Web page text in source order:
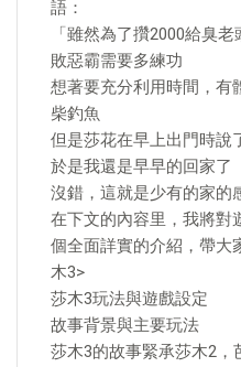
語：
「雖然為了攢2000給臭
敗惡霸需要多練功
想著要充分利用時間，有
柴釣魚
但是莎花在早上出門時說
於是我還是早早的回家了
沒錯，這就是少有的家的
在下文的內容里，我將對
個全面詳實的介紹，帶大
木3>
莎木3玩法與遊戲設定
故事背景與主要玩法
莎木3的故事緊承莎木2，